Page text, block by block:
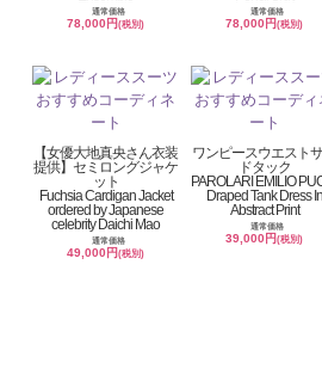
通常価格
78,000円(税別)
通常価格
78,000円(税別)
【女優大地真央さん衣装
提供】セミロングジャケ
ット
Fuchsia Cardigan Jacket
ordered by Japanese
celebrity Daichi Mao
通常価格
49,000円(税別)
ワンピースウエスト
ドタック
PAROLARI EMILIO
Draped Tank Dress In
Abstract Print
通常価格
39,000円(税別)